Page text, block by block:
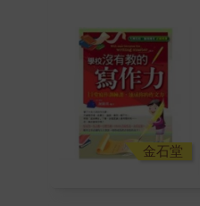
金石堂